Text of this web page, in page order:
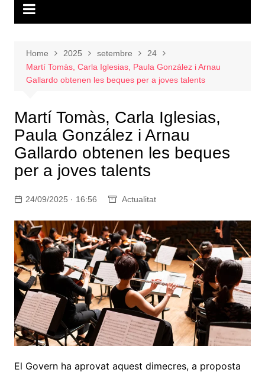
Home 2025 setembre
24
Martí Tomàs, Carla Iglesias, Paula González i Arnau
Gallardo obtenen les beques per a joves talents
Martí Tomàs, Carla Iglesias,
Paula González i Arnau
Gallardo obtenen les beques
per a joves talents
24/09/2025 · 16:56 Actualitat
El Govern ha aprovat aquest dimecres, a proposta